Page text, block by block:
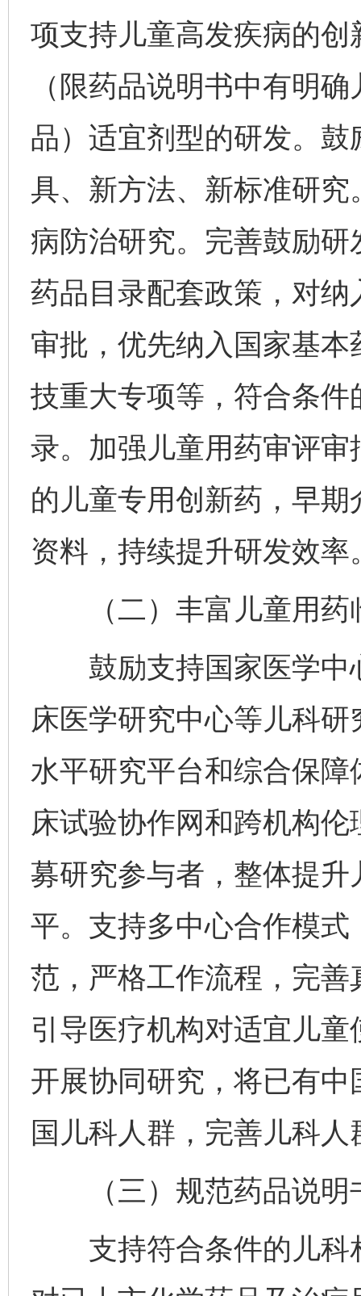
项支持儿童高发疾病的
（限药品说明书中有明
品）适宜剂型的研发。
具、新方法、新标准研
病防治研究。完善鼓励
药品目录配套政策，对
审批，优先纳入国家基
技重大专项等，符合条
录。加强儿童用药审评
的儿童专用创新药，早
资料，持续提升研发效率
（二）丰富儿童用药
鼓励支持国家医学中
床医学研究中心等儿科
水平研究平台和综合保
床试验协作网和跨机构
募研究参与者，整体提
平。支持多中心合作模
范，严格工作流程，完
引导医疗机构对适宜儿
开展协同研究，将已有
国儿科人群，完善儿科
（三）规范药品说明
支持符合条件的儿科